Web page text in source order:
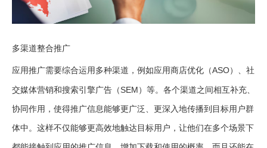
多渠道整合推广
应用推广需要综合运用多种渠道，例如应用商店优化 （ASO） 、社
交媒体营销和搜索引擎广告 （SEM） 等。各个渠道之间相互补充、
协同作用，使得推广信息能够更广泛、更深入地传播到目标用户群
体中。这样不仅能够更高效地触达目标用户，让他们在多个场景下